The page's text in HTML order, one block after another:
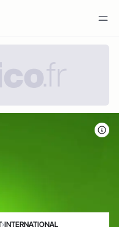
›INTERNATIONAL